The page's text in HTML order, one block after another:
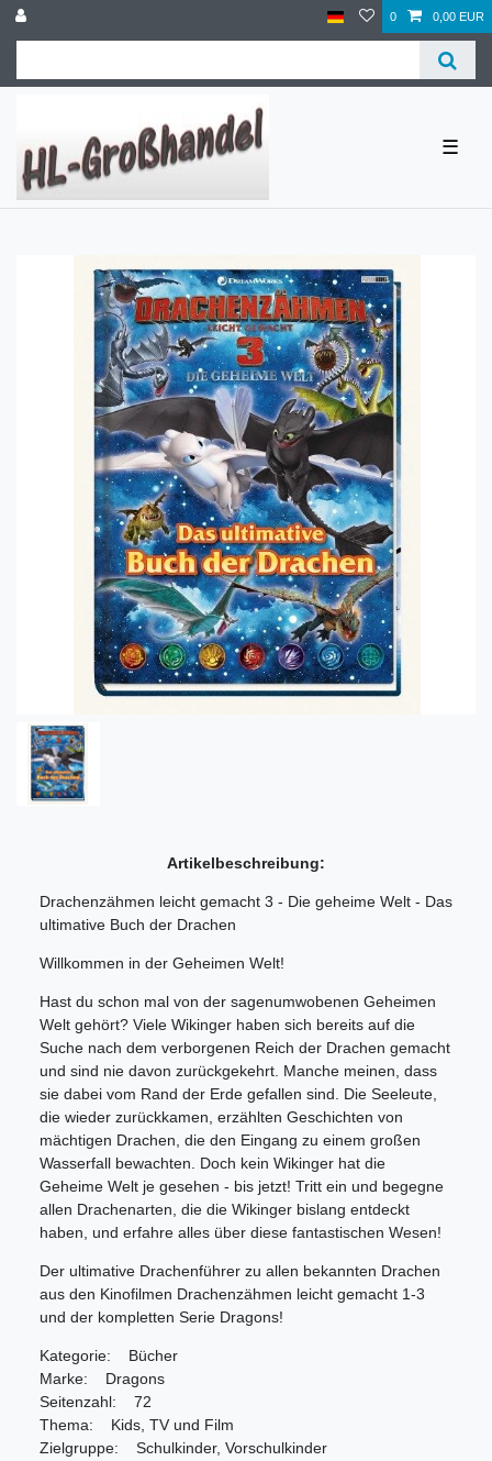
0 0,00 EUR
☰
Artikelbeschreibung:
Drachenzähmen leicht gemacht 3 - Die geheime Welt - Das
ultimative Buch der Drachen
Willkommen in der Geheimen Welt!
Hast du schon mal von der sagenumwobenen Geheimen
Welt gehört? Viele Wikinger haben sich bereits auf die
Suche nach dem verborgenen Reich der Drachen gemacht
und sind nie davon zurückgekehrt. Manche meinen, dass
sie dabei vom Rand der Erde gefallen sind. Die Seeleute,
die wieder zurückkamen, erzählten Geschichten von
mächtigen Drachen, die den Eingang zu einem großen
Wasserfall bewachten. Doch kein Wikinger hat die
Geheime Welt je gesehen - bis jetzt! Tritt ein und begegne
allen Drachenarten, die die Wikinger bislang entdeckt
haben, und erfahre alles über diese fantastischen Wesen!
Der ultimative Drachenführer zu allen bekannten Drachen
aus den Kinofilmen Drachenzähmen leicht gemacht 1-3
und der kompletten Serie Dragons!
Kategorie: Bücher
Marke: Dragons
Seitenzahl: 72
Thema: Kids, TV und Film
Zielgruppe: Schulkinder, Vorschulkinder